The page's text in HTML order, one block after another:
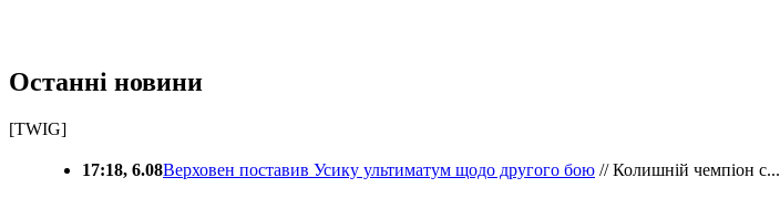
Останні новини
[TWIG]
17:18, 6.08Верховен поставив Усику ультиматум щодо другого бою // Колишній чемпіон с...